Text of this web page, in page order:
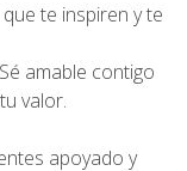
te inspiren y te
Sé amable contigo
valor.
apoyado y